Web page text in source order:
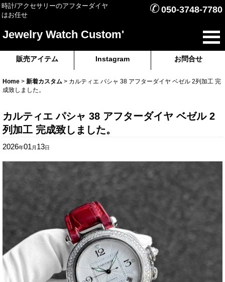
時計/アクセサリーのアフターダイヤ
はお任せ
✆ 050-3748-7780
Jewelry Watch Custom'
販売アイテム Instagram お問合せ
Home > 新着カスタム > カルティエ パシャ 38 アフターダイヤ ベゼル 2列加工 完
成致しました。
カルティエ パシャ 38 アフターダイヤ ベゼル 2
列加工 完成致しました。
2026年01 月 13日